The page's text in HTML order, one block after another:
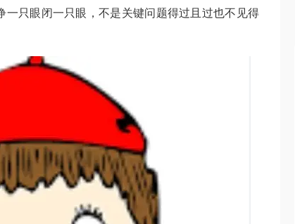
只眼闭一只眼，不是关键问题得过且过也不见得